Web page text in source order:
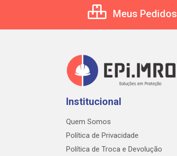
Meus Pedidos
Institucional
Quem Somos
Política de Privacidade
Política de Troca e Devolução